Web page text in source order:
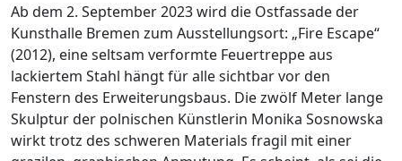
Ab dem 2. September 2023 wird die Ostfassade der
Kunsthalle Bremen zum Ausstellungsort: „Fire Escape“
(2012), eine seltsam verformte Feuertreppe aus
lackiertem Stahl hängt für alle sichtbar vor den
Fenstern des Erweiterungsbaus. Die zwölf Meter lange
Skulptur der polnischen Künstlerin Monika Sosnowska
wirkt trotz des schweren Materials fragil mit einer